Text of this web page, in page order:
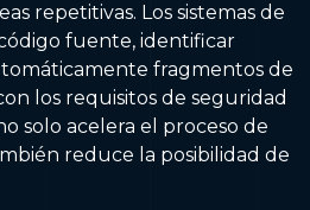
repetitivas. Los sistemas de
fuente, identificar
fragmentos de
los requisitos de seguridad
solo acelera el proceso de
reduce la posibilidad de